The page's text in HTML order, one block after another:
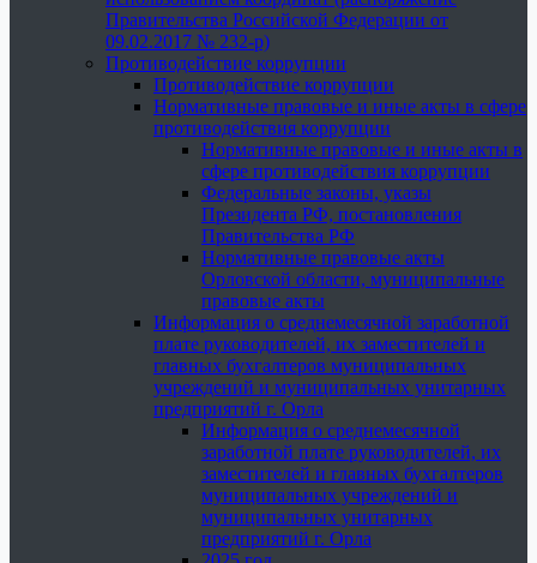
Правительства Российской Федерации от
09.02.2017 № 232-р)
Противодействие коррупции
Противодействие коррупции
Нормативные правовые и иные акты в сфере
противодействия коррупции
Нормативные правовые и иные акты в
сфере противодействия коррупции
Федеральные законы, указы
Президента РФ, постановления
Правительства РФ
Нормативные правовые акты
Орловской области, муниципальные
правовые акты
Информация о среднемесячной заработной
плате руководителей, их заместителей и
главных бухгалтеров муниципальных
учреждений и муниципальных унитарных
предприятий г. Орла
Информация о среднемесячной
заработной плате руководителей, их
заместителей и главных бухгалтеров
муниципальных учреждений и
муниципальных унитарных
предприятий г. Орла